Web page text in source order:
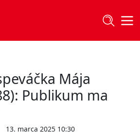
Mája
Publikum ma
13. marca 2025 10:30